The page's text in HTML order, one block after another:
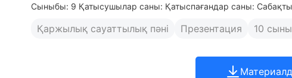
Сыныбы: 9 Қатысушылар саны: Қатыспағандар саны:
Қаржылық сауаттылық пәні Презентация 10